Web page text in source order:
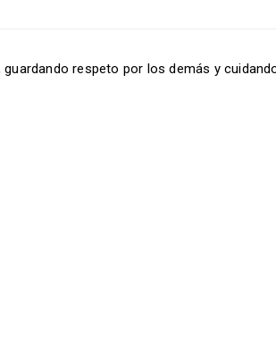
respeto por los demás y